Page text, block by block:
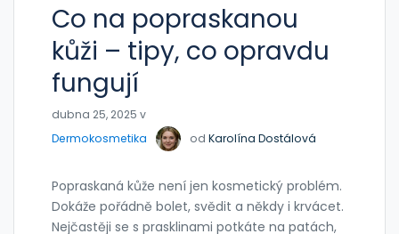
Co na popraskanou
kůži – tipy, co opravdu
fungují
dubna 25, 2025 v
Dermokosmetika
od Karolína Dostálová
Popraskaná kůže není jen kosmetický problém.
Dokáže pořádně bolet, svědit a někdy i krvácet.
Nejčastěji se s prasklinami potkáte na patách,